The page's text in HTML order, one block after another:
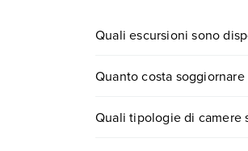
Quali escursioni sono
0721.17231 oprenotando
Quanto costa
scegli quando partire.
Quali tipologie di camere